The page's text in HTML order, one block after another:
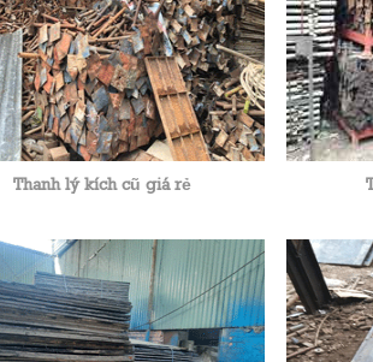
Thanh lý kích cũ giá rẻ